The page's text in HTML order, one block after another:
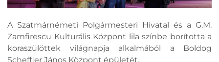
A Szatmárnémeti Polgármesteri Hivatal és a G.M.
Zamfirescu Kulturális Központ lila színbe borította a
koraszülöttek világnapja alkalmából a Boldog
Scheffler János Központ épületét.